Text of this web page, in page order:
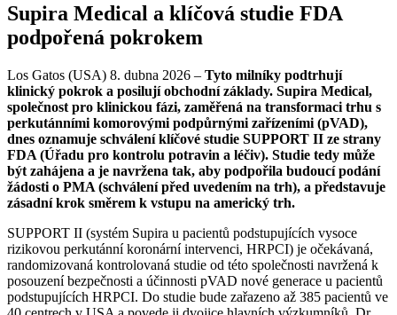
Supira Medical a klíčová studie FDA
podpořená pokrokem
Los Gatos (USA) 8. dubna 2026 – Tyto milníky podtrhují
klinický pokrok a posilují obchodní základy. Supira Medical,
společnost pro klinickou fázi, zaměřená na transformaci trhu s
perkutánními komorovými podpůrnými zařízeními (pVAD),
dnes oznamuje schválení klíčové studie SUPPORT II ze strany
FDA (Úřadu pro kontrolu potravin a léčiv). Studie tedy může
být zahájena a je navržena tak, aby podpořila budoucí podání
žádosti o PMA (schválení před uvedením na trh), a představuje
zásadní krok směrem k vstupu na americký trh.
SUPPORT II (systém Supira u pacientů podstupujících vysoce
rizikovou perkutánní koronární intervenci, HRPCI) je očekávaná,
randomizovaná kontrolovaná studie od této společnosti navržená k
posouzení bezpečnosti a účinnosti pVAD nové generace u pacientů
podstupujících HRPCI. Do studie bude zařazeno až 385 pacientů ve